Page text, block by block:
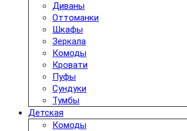
Диваны
Оттоманки
Шкафы
Зеркала
Комоды
Кровати
Пуфы
Сундуки
Тумбы
Детская
Комоды